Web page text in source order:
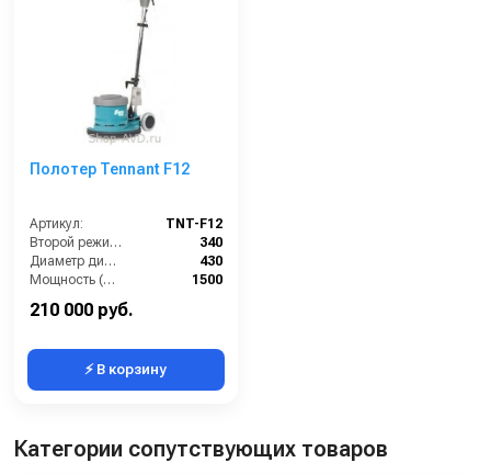
Полотер Tennant F12
Артикул:
TNT-F12
Второй режим скорости (об/мин):
340
Диаметр диска / рабочая ширина (мм):
430
Мощность (Вт):
1500
210 000 руб.
⚡ В корзину
Категории сопутствующих товаров